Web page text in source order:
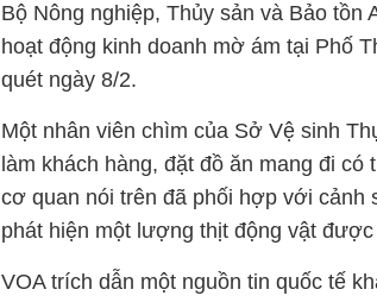
Bộ Nông nghiệp, Thủy sản và Bảo tồn
hoạt động kinh doanh mờ ám tại Phố
quét ngày 8/2.
Một nhân viên chìm của Sở Vệ sinh
làm khách hàng, đặt đồ ăn mang đi
cơ quan nói trên đã phối hợp với cảnh
phát hiện một lượng thịt động vật
VOA trích dẫn một nguồn tin quốc tế